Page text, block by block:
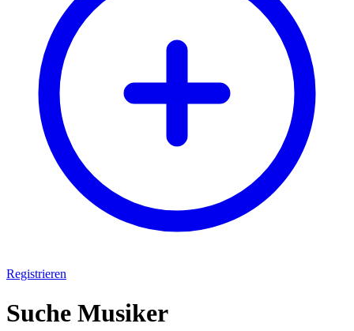
Registrieren
Suche Musiker